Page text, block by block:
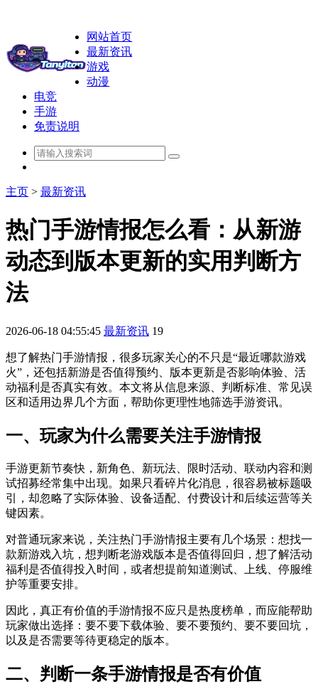
网站首页
最新资讯
游戏
动漫
电竞
手游
免责说明
主页 > 最新资讯
热门手游情报怎么看：从新游
动态到版本更新的实用判断方
法
2026-06-18 04:55:45 最新资讯 19
想了解热门手游情报，很多玩家关心的不只是“最近哪款游戏
火”，还包括新游是否值得预约、版本更新是否影响体验、活
动福利是否真实有效。本文将从信息来源、判断标准、常见误
区和适用边界几个方面，帮助你更理性地筛选手游资讯。
一、玩家为什么需要关注手游情报
手游更新节奏快，新角色、新玩法、限时活动、联动内容和测
试招募经常集中出现。如果只看碎片化消息，很容易被标题吸
引，却忽略了实际体验、设备适配、付费设计和后续运营等关
键因素。
对普通玩家来说，关注热门手游情报主要有几个场景：想找一
款新游戏入坑，想判断老游戏版本是否值得回归，想了解活动
福利是否值得投入时间，或者想提前知道测试、上线、停服维
护等重要安排。
因此，真正有价值的手游情报不应只是热度榜单，而应能帮助
玩家做出选择：要不要下载体验、要不要预约、要不要回坑，
以及是否需要等待更稳定的版本。
二、判断一条手游情报是否有价值